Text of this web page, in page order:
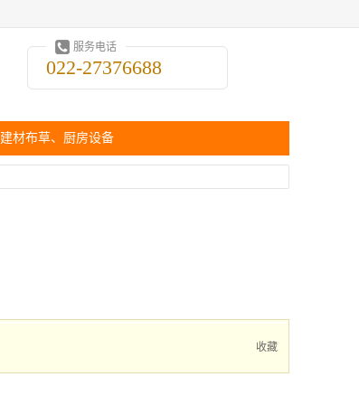
服务电话
022-27376688
建材布草、厨房设备
收藏